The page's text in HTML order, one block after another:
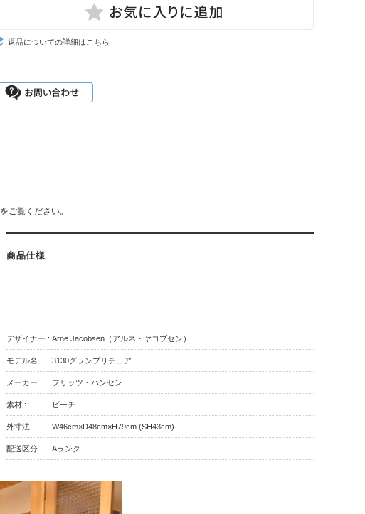
返品についての詳細はこちら
をご覧ください。
商品仕様
デザイナー : Arne Jacobsen（アルネ・ヤコブセン）
モデル名 : 3130グランプリチェア
メーカー : フリッツ・ハンセン
素材 : ビーチ
外寸法 : W46cm×D48cm×H79cm (SH43cm)
配送区分 : Aランク